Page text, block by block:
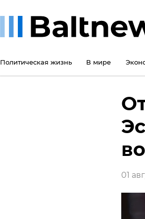
Политическая жизнь В мире
01